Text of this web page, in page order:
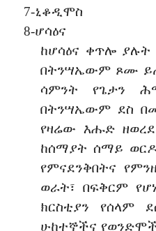
7-ኒቆዲሞስ
8-ሆሳዕና
ከሆሳዕና ቀጥሎ
በትንሣኤውም ጾሙ
ሳምንት የጌታን
በትንሣኤውም ደስ
የዛሬው እሑድ ዘወረደ
ከሰማያት ሰማይ
የምናደንቅበትና
ወራት፣ በፍቅርም
ክርስቲያን የሰላም
ሁከተኞችና